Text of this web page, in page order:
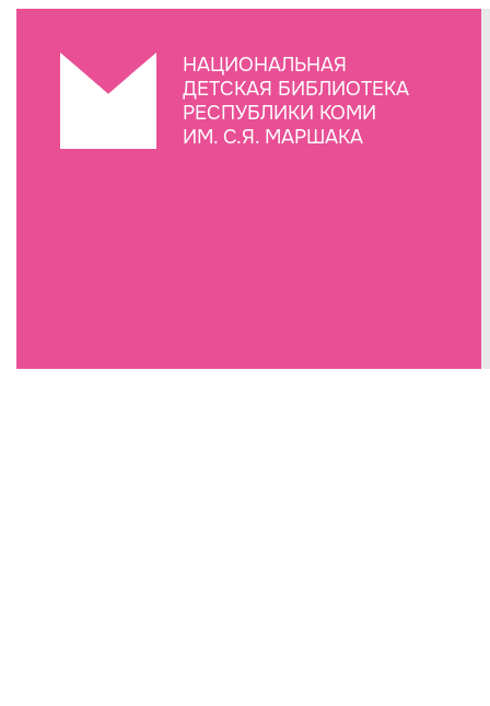
НАЦИОНАЛЬНАЯ
ДЕТСКАЯ БИБЛИОТЕКА
РЕСПУБЛИКИ КОМИ
ИМ. С.Я. МАРШАКА